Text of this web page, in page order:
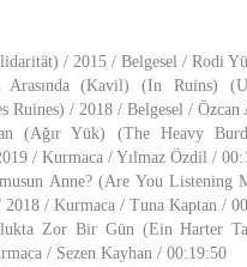
/ 2015 / Belgesel / Rodi
Arasında (Kavil) (In Ruins)
Ruines) / 2018 / Belgesel / Özcan
(Ağır Yük) (The Heavy
/ Kurmaca / Yılmaz Özdil /
Anne? (Are You Listening
2018 / Kurmaca / Tuna Kaptan /
Zor Bir Gün (Ein Harter
/ Sezen Kayhan / 00:19:50